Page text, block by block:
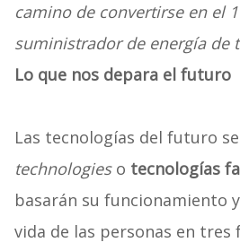
camino de convertirse en el
suministrador de energía de
Lo que nos depara el futuro
Las tecnologías del futuro
technologieso tecnologías
basarán su funcionamiento
vida de las personas en tres